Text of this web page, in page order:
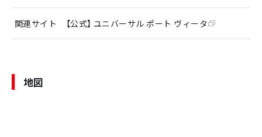
関連サイト 【公式】ユニバーサル ポート ヴィータ
地図